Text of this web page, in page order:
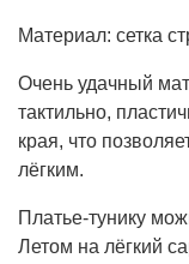
Материал: сетка
Очень удачный
тактильно,
края, что
лёгким.
Платье-тунику
Летом на лёгкий